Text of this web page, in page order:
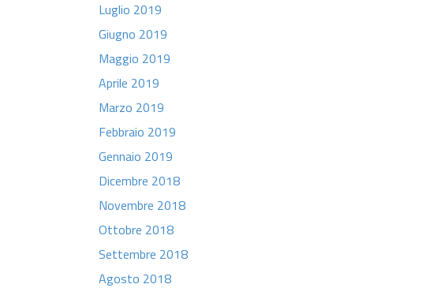
Luglio 2019
Giugno 2019
Maggio 2019
Aprile 2019
Marzo 2019
Febbraio 2019
Gennaio 2019
Dicembre 2018
Novembre 2018
Ottobre 2018
Settembre 2018
Agosto 2018